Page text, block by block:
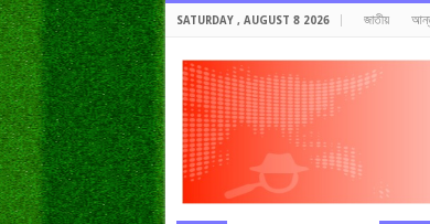
SATURDAY , AUGUST 8 2026 জাতীয়